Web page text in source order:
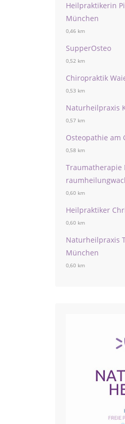
Heilpraktikerin
München
0,46 km
SupperOsteo
0,52 km
Chiropraktik
0,53 km
Naturheilpraxis
0,57 km
Osteopathie am
0,58 km
Traumatherapie
0,60 km
Heilpraktiker
0,60 km
Naturheilpraxis
München
0,60 km